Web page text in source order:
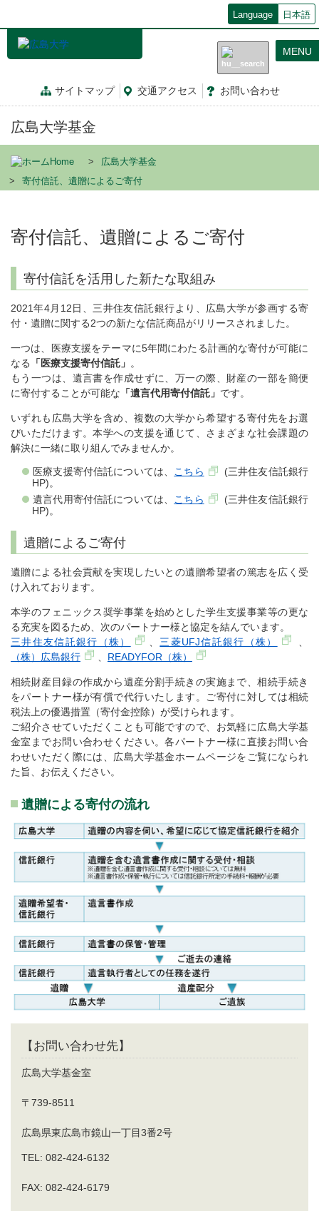
Language 日本語
サイトマップ 交通アクセス お問い合わせ
MENU
広島大学基金
Home
広島大学基金
寄付信託、遺贈によるご寄付
寄付信託、遺贈によるご寄付
寄付信託を活用した新たな取組み
2021年4月12日、三井住友信託銀行より、広島大学が参画する寄
付・遺贈に関する2つの新たな信託商品がリリースされました。
一つは、医療支援をテーマに5年間にわたる計画的な寄付が可能に
なる
「医療支援寄付信託」 。
もう一つは、遺言書を作成せずに、万一の際、財産の一部を簡便
に寄付することが可能な 「遺言代用寄付信託」 です。
いずれも広島大学を含め、複数の大学から希望する寄付先をお選
びいただけます。本学への支援を通じて、さまざまな社会課題の
解決に一緒に取り組んでみませんか。
医療支援寄付信託については、 こちら
(三井住友信託銀行
HP)。
遺言代用寄付信託については、
こちら
(三井住友信託銀行
HP)。
遺贈によるご寄付
遺贈による社会貢献を実現したいとの遺贈希望者の篤志を広く受
け入れております。
本学のフェニックス奨学事業を始めとした学生支援事業等の更な
る充実を図るため、次のパートナー様と協定を結んでいます。
三井住友信託銀行（株）
三菱UFJ信託銀行（株）
（株）広島銀行
READYFOR（株）
相続財産目録の作成から遺産分割手続きの実施まで、相続手続き
をパートナー様が有償で代行いたします。ご寄付に対しては相続
税法上の優遇措置（寄付金控除）が受けられます。
ご紹介させていただくことも可能ですので、お気軽に広島大学基
金室までお問い合わせください。各パートナー様に直接お問い合
わせいただく際には、広島大学基金ホームページをご覧になられ
た旨、お伝えください。
遺贈による寄付の流れ
【お問い合わせ先】
広島大学基金室
〒739-8511
広島県東広島市鏡山一丁目3番2号
TEL: 082-424-6132
FAX: 082-424-6179